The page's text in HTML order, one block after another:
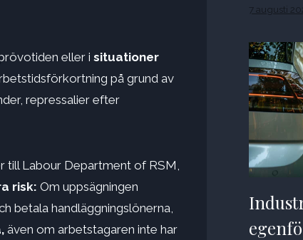
eller i situationer
på grund av
repressalier efter
till Labour Department of RSM,
risk: Om uppsägningen
betala handläggningslönerna,
även om arbetstagaren inte har
7 augusti